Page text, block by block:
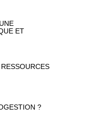
ET
?